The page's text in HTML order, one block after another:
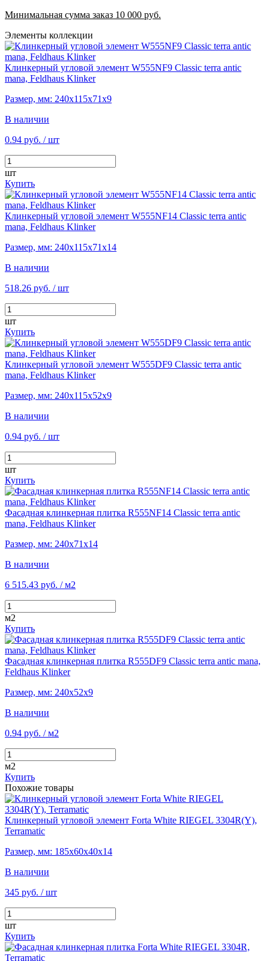
Минимальная сумма заказ 10 000 руб.
Элементы коллекции
Клинкерный угловой элемент W555NF9 Classic terra antic
mana, Feldhaus Klinker
Размер, мм: 240х115х71х9
В наличии
0.94 руб. / шт
шт
Купить
Клинкерный угловой элемент W555NF14 Classic terra antic
mana, Feldhaus Klinker
Размер, мм: 240х115х71х14
В наличии
518.26 руб. / шт
шт
Купить
Клинкерный угловой элемент W555DF9 Classic terra antic
mana, Feldhaus Klinker
Размер, мм: 240х115х52х9
В наличии
0.94 руб. / шт
шт
Купить
Фасадная клинкерная плитка R555NF14 Classic terra antic
mana, Feldhaus Klinker
Размер, мм: 240х71х14
В наличии
6 515.43 руб. / м2
м2
Купить
Фасадная клинкерная плитка R555DF9 Classic terra antic mana,
Feldhaus Klinker
Размер, мм: 240х52х9
В наличии
0.94 руб. / м2
м2
Купить
Похожие товары
Клинкерный угловой элемент Forta White RIEGEL 3304R(Y),
Terramatic
Размер, мм: 185х60х40х14
В наличии
345 руб. / шт
шт
Купить